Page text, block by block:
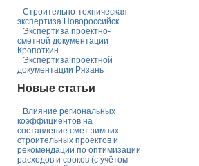
Строительно-техническая
экспертиза Новороссийск
Экспертиза проектно-
сметной документации
Кропоткин
Экспертиза проектной
документации Рязань
Новые статьи
Влияние региональных
коэффициентов на
составление смет зимних
строительных проектов и
рекомендации по оптимизации
расходов и сроков (с учётом